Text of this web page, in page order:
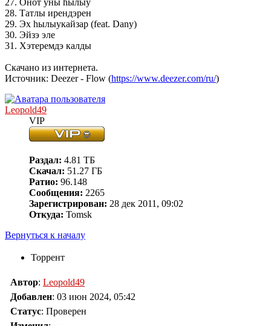
27. Онот уны hылыу
28. Татлы ирендэрен
29. Эх hылыукайзар (feat. Dany)
30. Эйзэ эле
31. Хэтеремдэ калды
Скачано из интернета.
Источник: Deezer - Flow (https://www.deezer.com/ru/)
Leopold49
VIP
Раздал: 4.81 ТБ
Скачал: 51.27 ГБ
Ратио: 96.148
Сообщения: 2265
Зарегистрирован: 28 дек 2011, 09:02
Откуда: Tomsk
Вернуться к началу
Торрент
Автор: Leopold49
Добавлен: 03 июн 2024, 05:42
Статус: Проверен